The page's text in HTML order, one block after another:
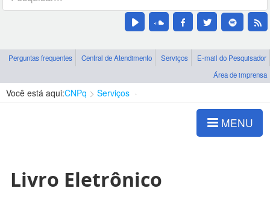
Perguntas frequentes Central de Atendimento Serviços
E-mail do Pesquisador
Área de imprensa
Você está aqui:CNPq Serviços
MENU
Livro Eletrônico